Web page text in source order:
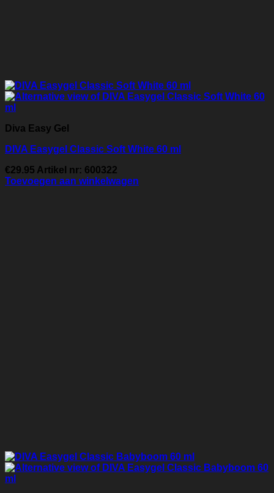
Diva Easy Gel
DIVA Easygel Classic Soft White 60 ml
€29.95 Artikel nr: 600322
Toevoegen aan winkelwagen